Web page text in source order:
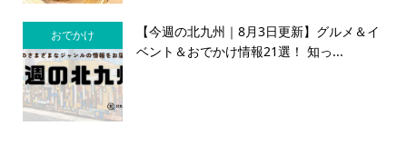
おでかけ
【今週の北九州｜8月3日更新】グルメ＆イ
ベント＆おでかけ情報21選！ 知っ...